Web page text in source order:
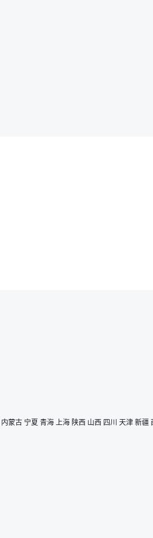
内蒙古 宁夏 青海 上海 陕西 山西 四川 天津 新疆